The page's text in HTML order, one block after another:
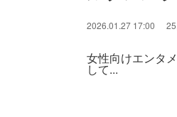
2026.01.27 17:00
女性向けエンタ
して...